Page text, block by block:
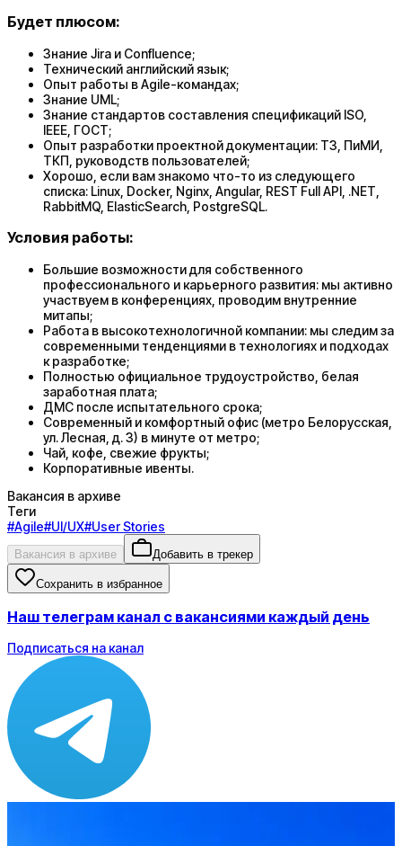
Будет плюсом:
Знание Jira и Confluence;
Технический английский язык;
Опыт работы в Agile-командах;
Знание UML;
Знание стандартов составления спецификаций ISO,
IEEE, ГОСТ;
Опыт разработки проектной документации: ТЗ, ПиМИ,
ТКП, руководств пользователей;
Хорошо, если вам знакомо что-то из следующего
списка: Linux, Docker, Nginx, Angular, REST Full API, .NET,
RabbitMQ, ElasticSearch, PostgreSQL.
Условия работы:
Большие возможности для собственного
профессионального и карьерного развития: мы активно
участвуем в конференциях, проводим внутренние
митапы;
Работа в высокотехнологичной компании: мы следим за
современными тенденциями в технологиях и подходах
к разработке;
Полностью официальное трудоустройство, белая
заработная плата;
ДМС после испытательного срока;
Современный и комфортный офис (метро Белорусская,
ул. Лесная, д. 3) в минуте от метро;
Чай, кофе, свежие фрукты;
Корпоративные ивенты.
Вакансия в архиве
Теги
#Agile#UI/UX#User Stories
Вакансия в архиве Добавить в трекер
Сохранить в избранное
Наш телеграм канал с вакансиями каждый день
Подписаться на канал